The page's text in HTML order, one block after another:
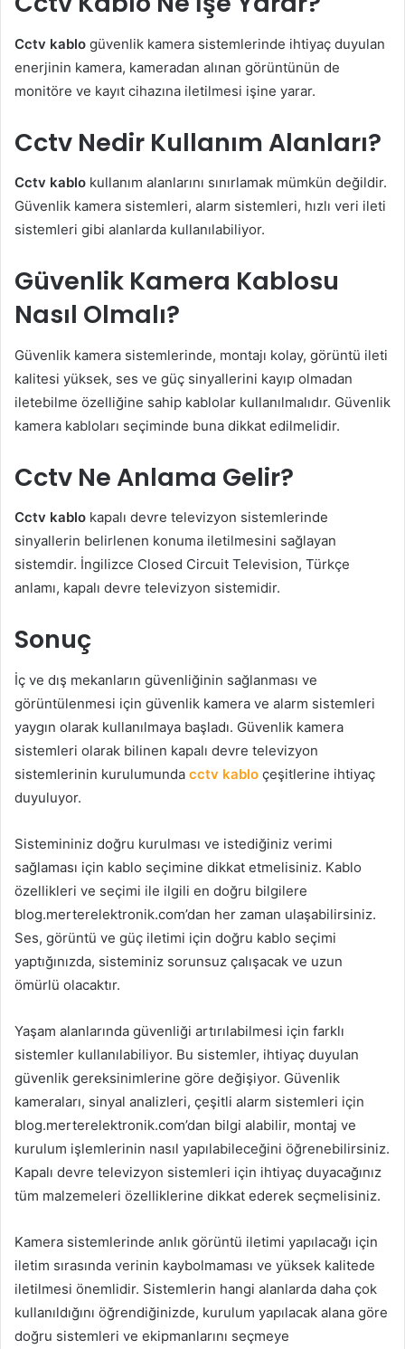
Cctv kablo güvenlik kamera sistemlerinde ihtiyaç duyulan
enerjinin kamera, kameradan alınan görüntünün de
monitöre ve kayıt cihazına iletilmesi işine yarar.
Cctv Nedir Kullanım Alanları?
Cctv kablo kullanım alanlarını sınırlamak mümkün değildir.
Güvenlik kamera sistemleri, alarm sistemleri, hızlı veri ileti
sistemleri gibi alanlarda kullanılabiliyor.
Güvenlik Kamera Kablosu
Nasıl Olmalı?
Güvenlik kamera sistemlerinde, montajı kolay, görüntü ileti
kalitesi yüksek, ses ve güç sinyallerini kayıp olmadan
iletebilme özelliğine sahip kablolar kullanılmalıdır. Güvenlik
kamera kabloları seçiminde buna dikkat edilmelidir.
Cctv Ne Anlama Gelir?
Cctv kablo kapalı devre televizyon sistemlerinde
sinyallerin belirlenen konuma iletilmesini sağlayan
sistemdir. İngilizce Closed Circuit Television, Türkçe
anlamı, kapalı devre televizyon sistemidir.
Sonuç
İç ve dış mekanların güvenliğinin sağlanması ve
görüntülenmesi için güvenlik kamera ve alarm sistemleri
yaygın olarak kullanılmaya başladı. Güvenlik kamera
sistemleri olarak bilinen kapalı devre televizyon
sistemlerinin kurulumunda cctv kablo çeşitlerine ihtiyaç
duyuluyor.
Sistemininiz doğru kurulması ve istediğiniz verimi
sağlaması için kablo seçimine dikkat etmelisiniz. Kablo
özellikleri ve seçimi ile ilgili en doğru bilgilere
blog.merterelektronik.com’dan her zaman ulaşabilirsiniz.
Ses, görüntü ve güç iletimi için doğru kablo seçimi
yaptığınızda, sisteminiz sorunsuz çalışacak ve uzun
ömürlü olacaktır.
Yaşam alanlarında güvenliği artırılabilmesi için farklı
sistemler kullanılabiliyor. Bu sistemler, ihtiyaç duyulan
güvenlik gereksinimlerine göre değişiyor. Güvenlik
kameraları, sinyal analizleri, çeşitli alarm sistemleri için
blog.merterelektronik.com’dan bilgi alabilir, montaj ve
kurulum işlemlerinin nasıl yapılabileceğini öğrenebilirsiniz.
Kapalı devre televizyon sistemleri için ihtiyaç duyacağınız
tüm malzemeleri özelliklerine dikkat ederek seçmelisiniz.
Kamera sistemlerinde anlık görüntü iletimi yapılacağı için
iletim sırasında verinin kaybolmaması ve yüksek kalitede
iletilmesi önemlidir. Sistemlerin hangi alanlarda daha çok
kullanıldığını öğrendiğinizde, kurulum yapılacak alana göre
doğru sistemleri ve ekipmanlarını seçmeye